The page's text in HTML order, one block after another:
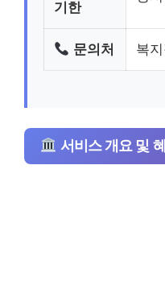
기한
문의처 복
서비스 개요 및